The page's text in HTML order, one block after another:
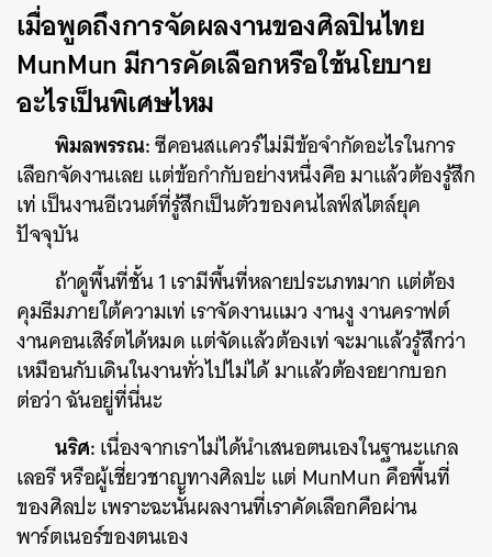
เมื่อพูดถึงการจัดผลงานของศิลปินไทย
MunMun มีการคัดเลือกหรือใช้นโยบาย
อะไรเป็นพิเศษไหม
พิมลพรรณ:ซีคอนสแควร์ไม่มีข้อจำกัดอะไรในการ
เลือกจัดงานเลย แต่ข้อกำกับอย่างหนึ่งคือ มาแล้วต้องรู้สึก
เท่ เป็นงานอีเวนต์ที่รู้สึกเป็นตัวของคนไลฟ์สไตล์ยุค
ปัจจุบัน
ถ้าดูพื้นที่ชั้น 1 เรามีพื้นที่หลายประเภทมาก แต่ต้อง
คุมธีมภายใต้ความเท่ เราจัดงานแมว งานงู งานคราฟต์
งานคอนเสิร์ตได้หมด แต่จัดแล้วต้องเท่ จะมาแล้วรู้สึกว่า
เหมือนกับเดินในงานทั่วไปไม่ได้ มาแล้วต้องอยากบอก
ต่อว่า ฉันอยู่ที่นี่นะ
นริศ:เนื่องจากเราไม่ได้นำเสนอตนเองในฐานะแกล
เลอรี หรือผู้เชี่ยวชาญทางศิลปะ แต่ MunMun คือพื้นที่
ของศิลปะ เพราะฉะนั้นผลงานที่เราคัดเลือกคือผ่าน
พาร์ตเนอร์ของตนเอง